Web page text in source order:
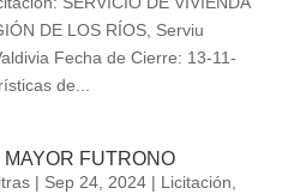
DE LOS RÍOS, Serviu
Fecha de Cierre: 13-11-
de...
FUTRONO
| Sep 24, 2024| Licitación